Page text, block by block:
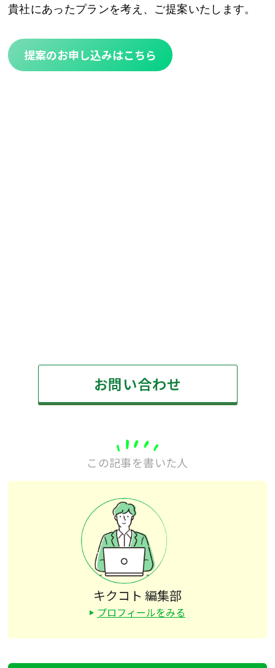
貴社にあったプランを考え、ご提案いたします。
提案のお申し込みはこちら
お問い合わせ
この記事を書いた人
キクコト 編集部
プロフィールをみる